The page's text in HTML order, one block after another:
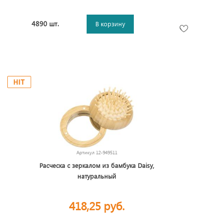
4890 шт. В корзину
Артикул 12-949511
Расческа с зеркалом из бамбука Daisy,
натуральный
418,25 руб.